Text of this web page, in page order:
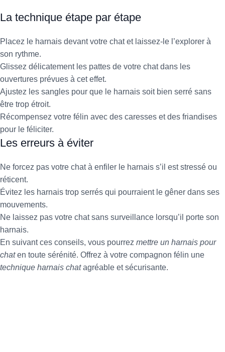
La technique étape par étape
Placez le harnais devant votre chat et laissez-le l’explorer à
son rythme.
Glissez délicatement les pattes de votre chat dans les
ouvertures prévues à cet effet.
Ajustez les sangles pour que le harnais soit bien serré sans
être trop étroit.
Récompensez votre félin avec des caresses et des friandises
pour le féliciter.
Les erreurs à éviter
Ne forcez pas votre chat à enfiler le harnais s’il est stressé ou
réticent.
Évitez les harnais trop serrés qui pourraient le gêner dans ses
mouvements.
Ne laissez pas votre chat sans surveillance lorsqu’il porte son
harnais.
En suivant ces conseils, vous pourrez mettre un harnais pour
chaten toute sérénité. Offrez à votre compagnon félin une
technique harnais chatagréable et sécurisante.